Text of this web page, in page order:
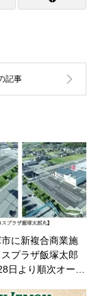
に新複合商業施
プラザ飯塚太郎
日より順次オー…